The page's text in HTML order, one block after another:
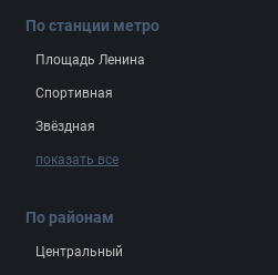
По станции метро
Площадь Ленина
Спортивная
Звёздная
показать все
По районам
Центральный